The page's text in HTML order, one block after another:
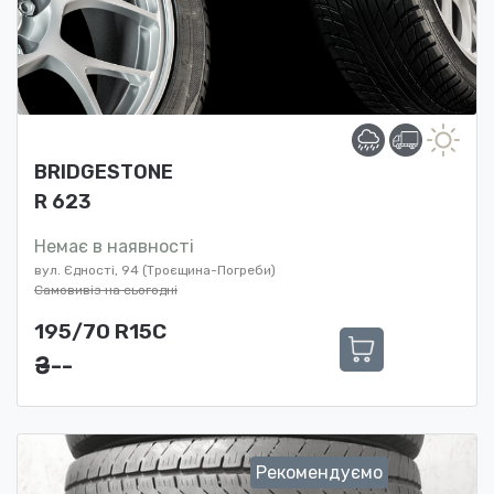
BRIDGESTONE
R 623
Немає в наявності
вул. Єдності, 94 (Троєщина-Погреби)
Самовивіз на сьогодні
195/70 R15C
₴ ---
Рекомендуємо